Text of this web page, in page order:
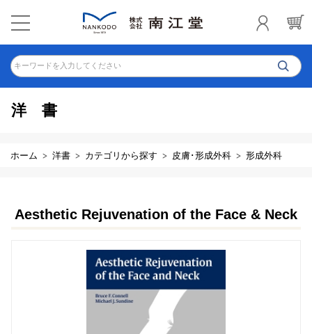
キーワードを入力してください
洋書
ホーム 洋書 カテゴリから探す 皮膚･形成外科 形成外科
Aesthetic Rejuvenation of the Face & Neck